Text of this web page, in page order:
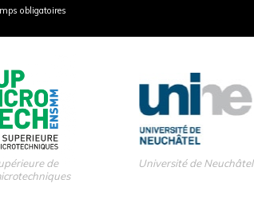
obligatoires
de
Université de Neuchâtel